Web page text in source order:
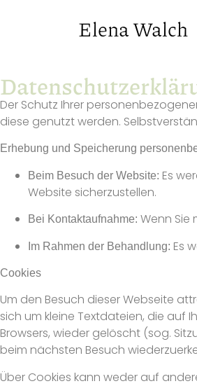
Elena Walch
Der Schutz Ihrer
diese genutzt werden.
Erhebung und Speicherung
Beim Besuch der Website: Es
Website sicherzustellen.
Bei Kontaktaufnahme: Wenn Sie
Im Rahmen der Behandlung: Es
Cookies
Um den Besuch dieser Webseite
sich um kleine Textdateien, die auf
Browsers, wieder gelöscht (sog.
beim nächsten Besuch
Über Cookies kann weder auf